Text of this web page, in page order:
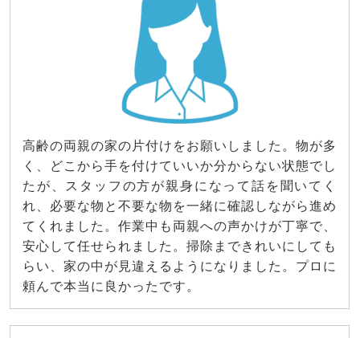
高齢の両親の家の片付けをお願いしました。物が多
く、どこから手を付けていいか分からない状態でし
たが、スタッフの方が親身になって話を聞いてく
れ、必要な物と不要な物を一緒に確認しながら進め
てくれました。作業中も両親への声かけが丁寧で、
安心して任せられました。掃除まできれいにしても
らい、家の中が見違えるようになりました。プロに
頼んで本当に良かったです。